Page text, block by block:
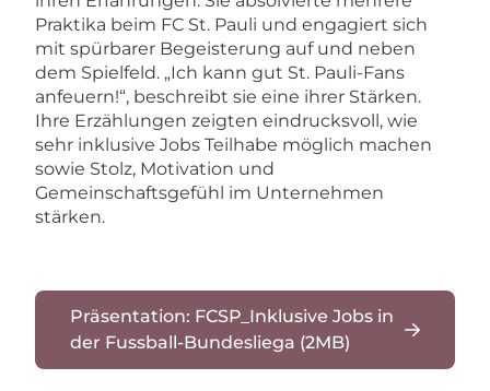
Praktika beim FC St. Pauli und engagiert sich
mit spürbarer Begeisterung auf und neben
dem Spielfeld. „Ich kann gut St. Pauli-Fans
anfeuern!“, beschreibt sie eine ihrer Stärken.
Ihre Erzählungen zeigten eindrucksvoll, wie
sehr inklusive Jobs Teilhabe möglich machen
sowie Stolz, Motivation und
Gemeinschaftsgefühl im Unternehmen
stärken.
Präsentation: FCSP_Inklusive Jobs in
der Fussball-Bundesliega (2MB)